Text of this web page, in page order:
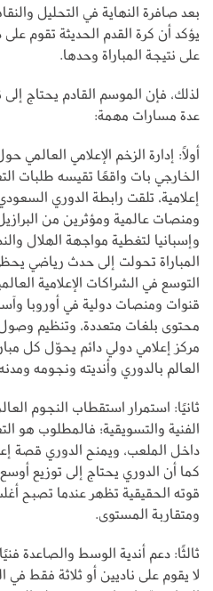
بعد صافرة النهاية في التحليل
يؤكد أن كرة القدم الحديثة تقوم
على نتيجة المباراة وحدها.
لذلك، فإن الموسم القادم يحتاج إلى
عدة مسارات مهمة:
أولًا: إدارة الزخم الإعلامي
الخارجي بات واقعًا تقيسه طلبات
إعلامية، تلقت رابطة الدوري
ومنصات عالمية ومؤثرين من
وإسبانيا لتغطية مواجهة الهلال
المباراة تحولت إلى حدث رياضي
التوسع في الشراكات الإعلامية
قنوات ومنصات دولية في أوروبا
محتوى بلغات متعددة، وتنظيم وصول
مركز إعلامي دولي دائم يحوّل كل
العالم بالدوري وأنديته ونجومه
ثانيًا: استمرار استقطاب النجوم
الفنية والتسويقية؛ فالمطلوب هو
داخل الملعب، ويمنح الدوري قصة
كما أن الدوري يحتاج إلى توزيع
قوته الحقيقية تظهر عندما تصبح
ومتقاربة المستوى.
ثالثًا: دعم أندية الوسط والصاعدة
لا يقوم على ناديين أو ثلاثة فقط في